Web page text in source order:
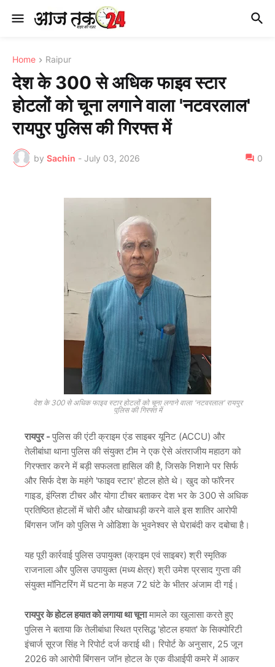
Home Raipur
देश के 300 से अधिक फाइव स्टार
होटलों को चूना लगाने वाला 'नटवरलाल'
रायपुर पुलिस की गिरफ्त में
by Sachin - July 03, 2026 0
देश के 300 से अधिक फाइव स्टार होटलों को चूना लगाने वाला 'नटवरलाल' रायपुर
पुलिस की गिरफ्त में
रायपुर - पुलिस की एंटी क्राइम एंड साइबर यूनिट (ACCU) और
तेलीबांधा थाना पुलिस की संयुक्त टीम ने एक ऐसे अंतराजीय महाठग को
गिरफ्तार करने में बड़ी सफलता हासिल की है, जिसके निशाने पर सिर्फ
और सिर्फ देश के महंगे 'फाइव स्टार' होटल होते थे। खुद को फॉरेनर
गाइड, इंग्लिश टीचर और योगा टीचर बताकर देश भर के 300 से अधिक
प्रतिष्ठित होटलों में चोरी और धोखाधड़ी करने वाले इस शातिर आरोपी
बिंगसन जॉन को पुलिस ने ओडिशा के भुवनेश्वर से घेराबंदी कर दबोचा है।
यह पूरी कार्रवाई पुलिस उपायुक्त (क्राइम एवं साइबर) श्री स्मृतिक
राजनाला और पुलिस उपायुक्त (मध्य क्षेत्र) श्री उमेश प्रसाद गुप्ता की
संयुक्त मॉनिटरिंग में घटना के महज 72 घंटे के भीतर अंजाम दी गई।
रायपुर के होटल हयात को लगाया था चूनामामले का खुलासा करते हुए
पुलिस ने बताया कि तेलीबांधा स्थित प्रसिद्ध 'होटल हयात' के सिक्योरिटी
इंचार्ज सूरज सिंह ने रिपोर्ट दर्ज कराई थी। रिपोर्ट के अनुसार, 25 जून
2026 को आरोपी बिंगसन जॉन होटल के एक वीआईपी कमरे में आकर